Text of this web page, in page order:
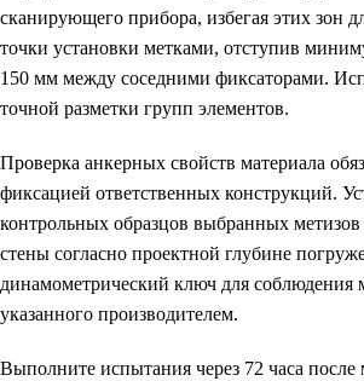
сканирующего прибора, избегая этих зон
точки установки метками, отступив
150 мм между соседними фиксаторами.
точной разметки групп элементов.
Проверка анкерных свойств материала
фиксацией ответственных конструкций.
контрольных образцов выбранных
стены согласно проектной глубине
динамометрический ключ для соблюдения
указанного производителем.
Выполните испытания через 72 часа после